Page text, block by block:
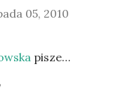
05, 2010
pisze…